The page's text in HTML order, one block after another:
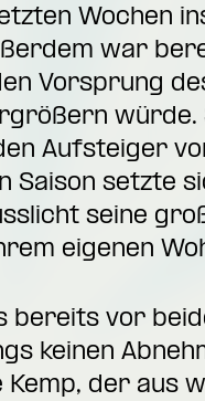
Wochen
war
Vorsprung
würde.
Aufsteiger
setzte
seine
eigenen
vor
keinen
der aus